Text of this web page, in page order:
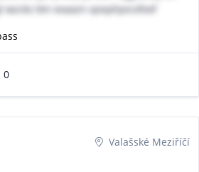
km ovaazn qospliyvcofxxf
0
Valašské Meziříčí